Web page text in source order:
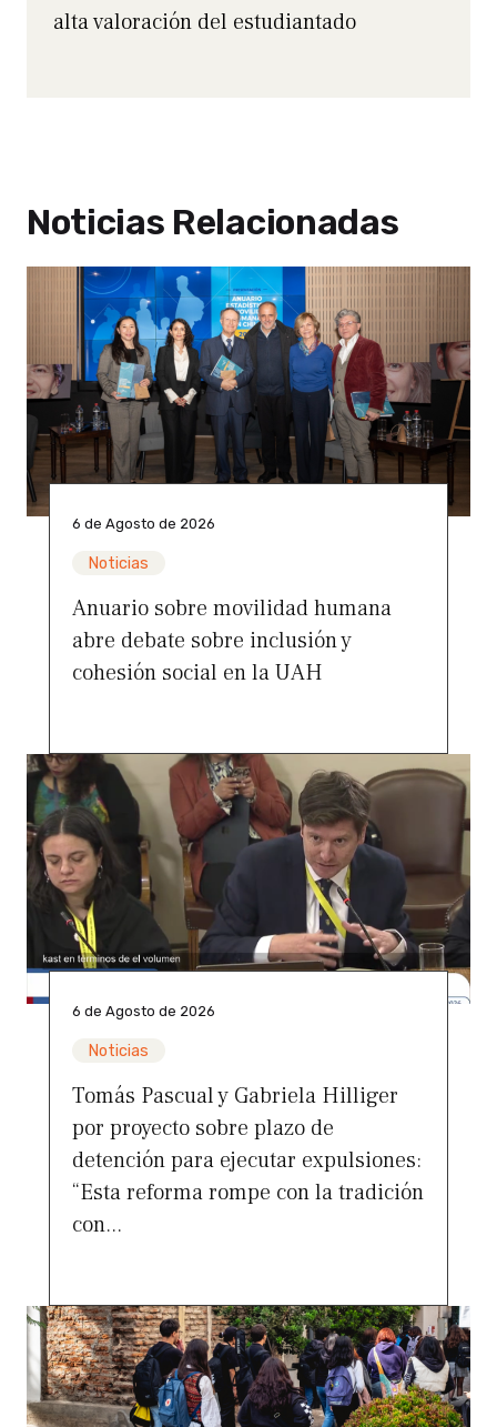
alta valoración del estudiantado
Noticias Relacionadas
6 de Agosto de 2026
Noticias
Anuario sobre movilidad humana
abre debate sobre inclusión y
cohesión social en la UAH
6 de Agosto de 2026
Noticias
Tomás Pascual y Gabriela Hilliger
por proyecto sobre plazo de
detención para ejecutar expulsiones:
“Esta reforma rompe con la tradición
con...